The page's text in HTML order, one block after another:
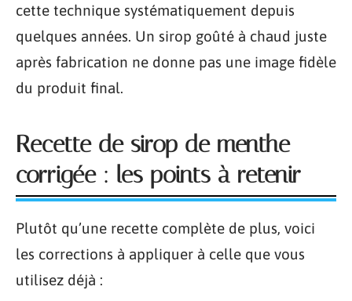
cette technique systématiquement depuis
quelques années. Un sirop goûté à chaud juste
après fabrication ne donne pas une image fidèle
du produit final.
Recette de sirop de menthe
corrigée : les points à retenir
Plutôt qu’une recette complète de plus, voici
les corrections à appliquer à celle que vous
utilisez déjà :